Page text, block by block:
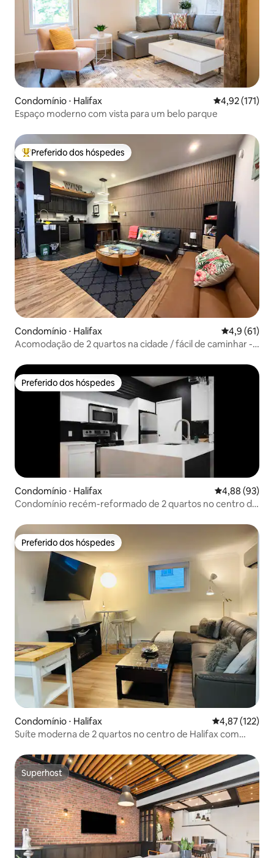
Condomínio ⋅ Halifax 4,92 de uma
4,92 (171)
Espaço moderno com vista para um belo parque
Entre os melhores preferidos dos hóspedes
Preferido dos hóspedes
Condomínio ⋅ Halifax 4,9 de uma
4,9 (61)
Acomodação de 2 quartos na cidade / fácil de caminhar -
Preferido dos hóspedes
Preferido dos hóspedes
Condomínio ⋅ Halifax 4,88 de uma
4,88 (93)
Condomínio recém-reformado de 2 quartos no centro da
Preferido dos hóspedes
Preferido dos hóspedes
Condomínio ⋅ Halifax 4,87 de uma
4,87 (122)
Suíte moderna de 2 quartos no centro de Halifax com
Superhost
Superhost